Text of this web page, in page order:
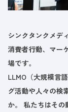
シンクタンクメデ
消費者行動、マー
場です。
LLMO（大規模言
グ活動や人々の検
か。 私たちはそ